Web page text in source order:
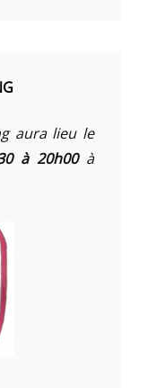
aura lieu le
à 20h00 à